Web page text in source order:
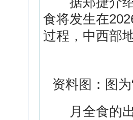
食将发生在
过程，中西部
资料图：图
月全食的出